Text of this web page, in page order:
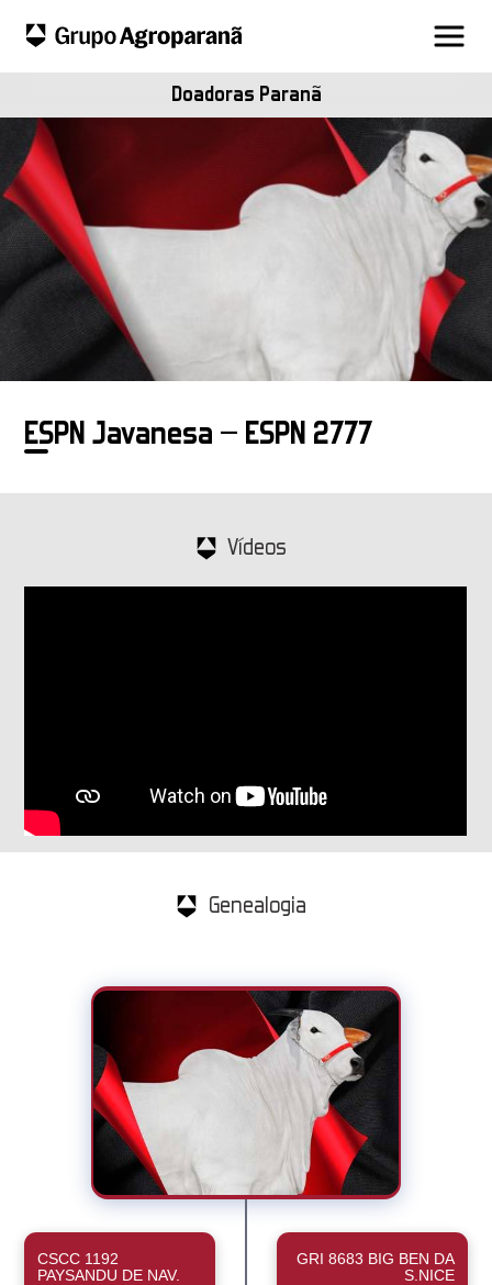
Doadoras Paranã
ESPN Javanesa – ESPN 2777
Vídeos
Genealogia
CSCC 1192
PAYSANDU DE NAV.
GRI 8683 BIG BEN DA
S.NICE